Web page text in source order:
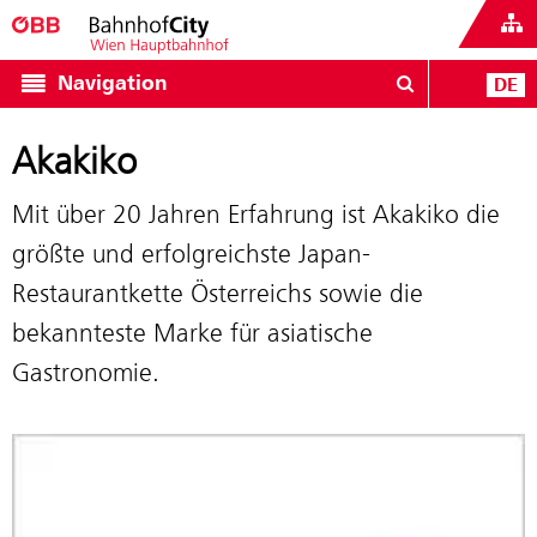
Navigation DE
Akakiko
Mit über 20 Jahren Erfahrung ist Akakiko die
größte und erfolgreichste Japan-
Restaurantkette Österreichs sowie die
bekannteste Marke für asiatische
Gastronomie.